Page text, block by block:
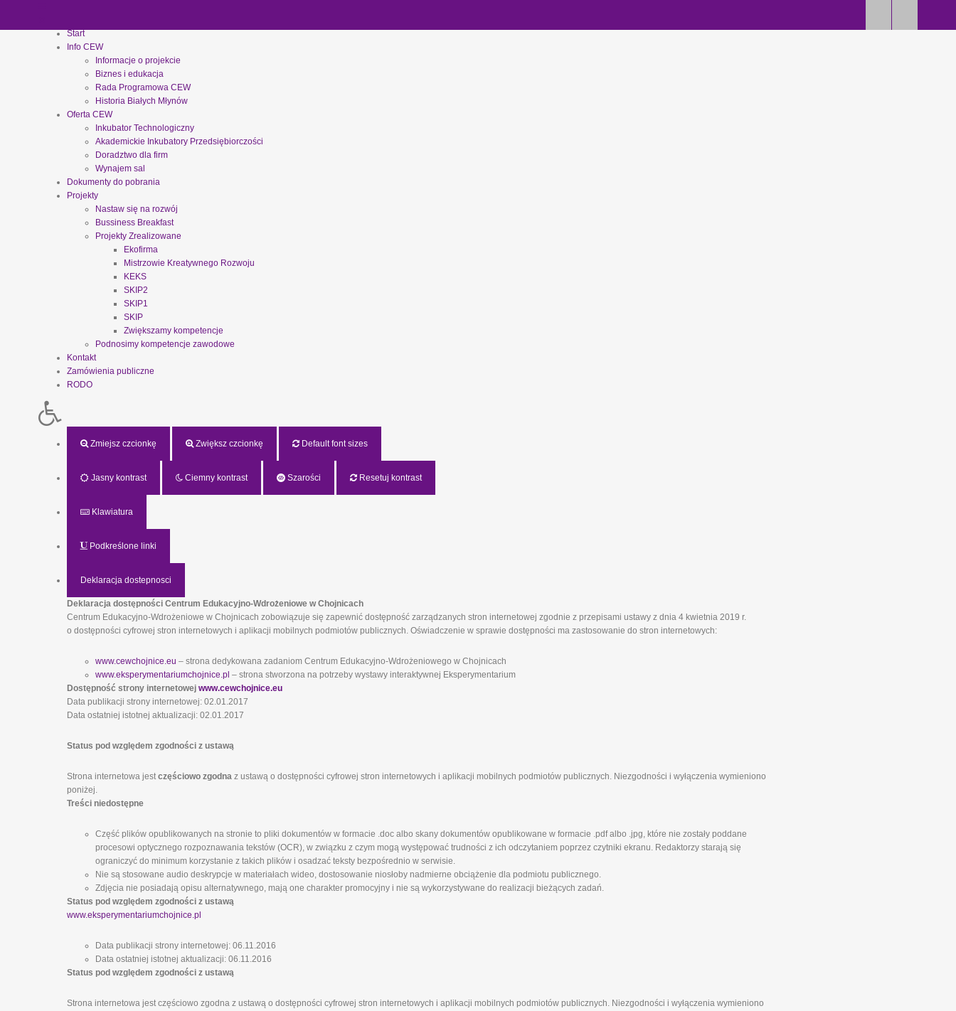
Start
Info CEW
Informacje o projekcie
Biznes i edukacja
Rada Programowa CEW
Historia Białych Młynów
Oferta CEW
Inkubator Technologiczny
Akademickie Inkubatory Przedsiębiorczości
Doradztwo dla firm
Wynajem sal
Dokumenty do pobrania
Projekty
Nastaw się na rozwój
Bussiness Breakfast
Projekty Zrealizowane
Ekofirma
Mistrzowie Kreatywnego Rozwoju
KEKS
SKIP2
SKIP1
SKIP
Zwiększamy kompetencje
Podnosimy kompetencje zawodowe
Kontakt
Zamówienia publiczne
RODO
Zmiejsz czcionkę Zwiększ czcionkę Default font sizes
Jasny kontrast Ciemny kontrast Szarości Resetuj kontrast
Klawiatura
Podkreślone linki
Deklaracja dostepnosci
Deklaracja dostępności Centrum Edukacyjno-Wdrożeniowe w Chojnicach
Centrum Edukacyjno-Wdrożeniowe w Chojnicach zobowiązuje się zapewnić dostępność zarządzanych stron internetowej zgodnie z przepisami ustawy z dnia 4 kwietnia 2019 r.
o dostępności cyfrowej stron internetowych i aplikacji mobilnych podmiotów publicznych. Oświadczenie w sprawie dostępności ma zastosowanie do stron internetowych:
www.cewchojnice.eu – strona dedykowana zadaniom Centrum Edukacyjno-Wdrożeniowego w Chojnicach
www.eksperymentariumchojnice.pl – strona stworzona na potrzeby wystawy interaktywnej Eksperymentarium
Dostępność strony internetowej www.cewchojnice.eu
Data publikacji strony internetowej: 02.01.2017
Data ostatniej istotnej aktualizacji: 02.01.2017
Status pod względem zgodności z ustawą
Strona internetowa jestczęściowo zgodnaz ustawą o dostępności cyfrowej stron internetowych i aplikacji mobilnych podmiotów publicznych. Niezgodności i wyłączenia wymieniono
poniżej.
Treści niedostępne
Część plików opublikowanych na stronie to pliki dokumentów w formacie .doc albo skany dokumentów opublikowane w formacie .pdf albo .jpg, które nie zostały poddane
procesowi optycznego rozpoznawania tekstów (OCR), w związku z czym mogą występować trudności z ich odczytaniem poprzez czytniki ekranu. Redaktorzy starają się
ograniczyć do minimum korzystanie z takich plików i osadzać teksty bezpośrednio w serwisie.
Nie są stosowane audio deskrypcje w materiałach wideo, dostosowanie niosłoby nadmierne obciążenie dla podmiotu publicznego.
Zdjęcia nie posiadają opisu alternatywnego, mają one charakter promocyjny i nie są wykorzystywane do realizacji bieżących zadań.
Status pod względem zgodności z ustawą
www.eksperymentariumchojnice.pl
Data publikacji strony internetowej: 06.11.2016
Data ostatniej istotnej aktualizacji: 06.11.2016
Status pod względem zgodności z ustawą
Strona internetowa jest częściowo zgodna z ustawą o dostępności cyfrowej stron internetowych i aplikacji mobilnych podmiotów publicznych. Niezgodności i wyłączenia wymieniono